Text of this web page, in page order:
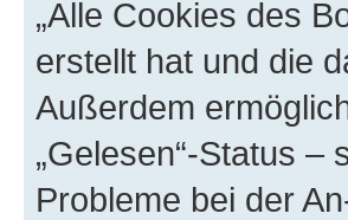
„Alle Cookies des
erstellt hat und die
Außerdem
„Gelesen“-Status –
Probleme bei der